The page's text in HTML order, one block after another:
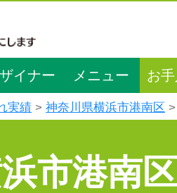
イナー メニュー お
実績 神奈川県横浜市港南区
市港南